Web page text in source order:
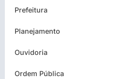
Prefeitura
Planejamento
Ouvidoria
Ordem Pública